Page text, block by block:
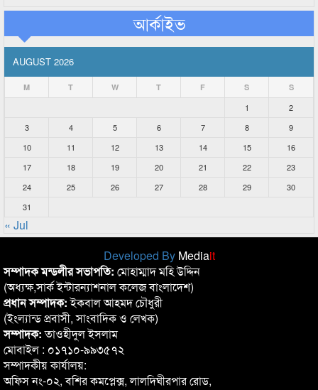
আর্কাইভ
AUGUST 2026
M T W T F S S
1
2
3
4 5 6 7 8
9
10
11 12 13 14 15
16
17
18 19 20 21 22
23
24
25 26 27 28 29
30
31
« Jul
Developed By Mediait
সম্পাদক মন্ডলীর সভাপতি: মোহাম্মাদ মহি উদ্দিন
(অধ্যক্ষ,সার্ক ইন্টারন্যাশনাল কলেজ বাংলাদেশ)
প্রধান সম্পাদক:ইকবাল আহমদ চৌধুরী
(ইংল্যান্ড প্রবাসী, সাংবাদিক ও লেখক)
সম্পাদক:তাওহীদুল ইসলাম
মোবাইল : ০১৭১০-৯৯৩৫৭২
সম্পাদকীয় কার্যালয়:
অফিস নং-০২, বশির কমপ্লেক্স, লালদিঘীরপার রোড,